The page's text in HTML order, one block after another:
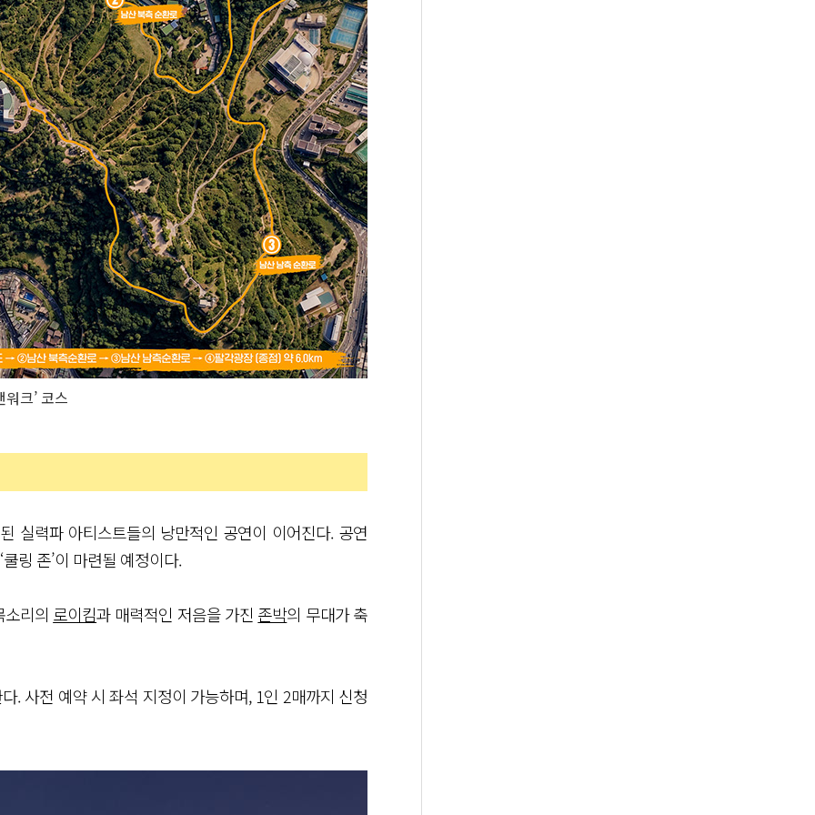
워크’ 코스
실력파 아티스트들의 낭만적인 공연이 이어진다. 공연
링 존’이 마련될 예정이다.
리의 로이킴과 매력적인 저음을 가진 존박의 무대가 축
. 사전 예약 시 좌석 지정이 가능하며, 1인 2매까지 신청